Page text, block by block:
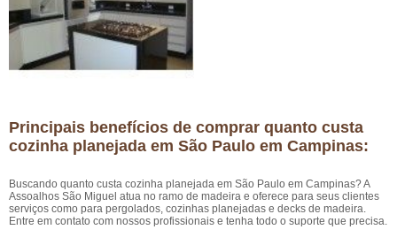
Principais benefícios de comprar quanto custa
cozinha planejada em São Paulo em Campinas:
Buscando quanto custa cozinha planejada em São Paulo em Campinas? A
Assoalhos São Miguel atua no ramo de madeira e oferece para seus clientes
serviços como para pergolados, cozinhas planejadas e decks de madeira.
Entre em contato com nossos profissionais e tenha todo o suporte que precisa.